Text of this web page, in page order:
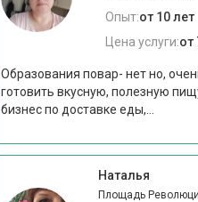
Опыт:от 10 лет
Цена услуги:от
Образования повар- нет но,
готовить вкусную, полезную
бизнес по доставке еды,...
Наталья
Площадь